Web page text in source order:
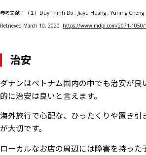
さいごに
参考文献：（１）Duy Thinh Do , Jiayu Huang , Yuning Cheng
Retrieved March 10, 2020 .https://www.mdpi.com/2071-
治安
ダナンはベトナム国内の中でも治安が
的に治安は良いと言えます。
海外旅行で心配な、ひったくりや置き
が大切です。
ローカルなお店の周辺には障害を持っ